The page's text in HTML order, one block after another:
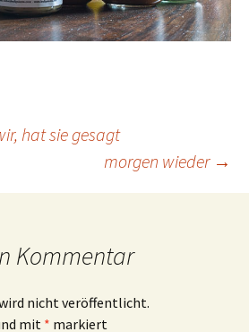
hat sie gesagt
morgen wieder →
Kommentar
nicht veröffentlicht.
mit * markiert